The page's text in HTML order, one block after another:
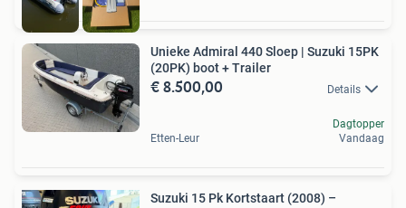
Unieke Admiral 440 Sloep | Suzuki 15PK
(20PK) boot + Trailer
€ 8.500,00 Details
Etten-Leur
Dagtopper
Vandaag
Suzuki 15 Pk Kortstaart (2008) –